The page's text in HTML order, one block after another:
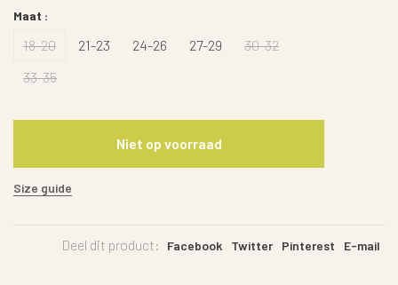
Maat :
18-20 21-23 24-26 27-29
30-32
33-35
Niet op voorraad
Size guide
Deel dit product: Facebook Twitter Pinterest E-mail